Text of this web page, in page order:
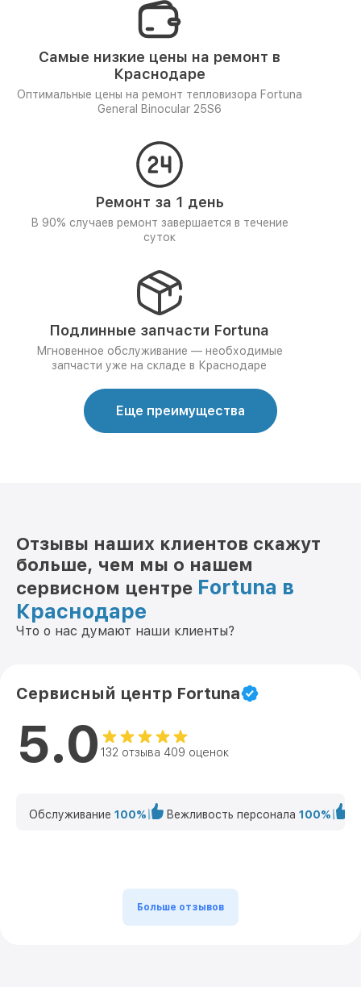
Самые низкие цены на ремонт в
Краснодаре
Оптимальные цены на ремонт тепловизора Fortuna
General Binocular 25S6
Ремонт за 1 день
В 90% случаев ремонт завершается в течение
суток
Подлинные запчасти Fortuna
Мгновенное обслуживание — необходимые
запчасти уже на складе в Краснодаре
Еще преимущества
Отзывы наших клиентов скажут
больше, чем мы о нашем
сервисном центре Fortuna в
Краснодаре
Что о нас думают наши клиенты?
Сервисный центр Fortuna
5.0 132 отзыва 409 оценок
Обслуживание 100% Вежливость персонала 100%
Больше отзывов